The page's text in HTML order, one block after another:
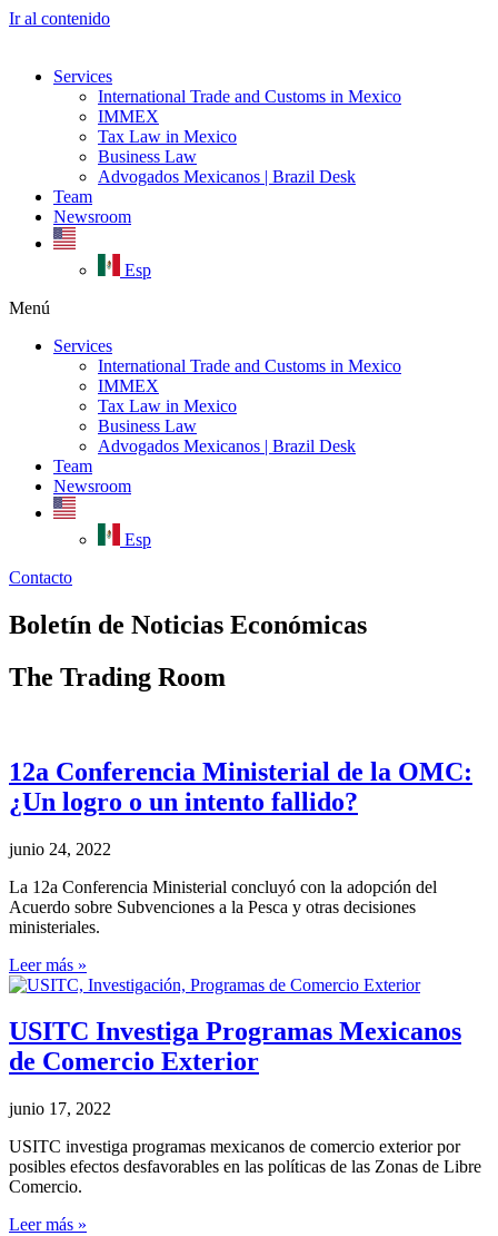
Ir al contenido
Services
International Trade and Customs in Mexico
IMMEX
Tax Law in Mexico
Business Law
Advogados Mexicanos | Brazil Desk
Team
Newsroom
Esp
Menú
Services
International Trade and Customs in Mexico
IMMEX
Tax Law in Mexico
Business Law
Advogados Mexicanos | Brazil Desk
Team
Newsroom
Esp
Contacto
Boletín de Noticias Económicas
The Trading Room
12a Conferencia Ministerial de la OMC:
¿Un logro o un intento fallido?
junio 24, 2022
La 12a Conferencia Ministerial concluyó con la adopción del
Acuerdo sobre Subvenciones a la Pesca y otras decisiones
ministeriales.
Leer más »
USITC Investiga Programas Mexicanos
de Comercio Exterior
junio 17, 2022
USITC investiga programas mexicanos de comercio exterior por
posibles efectos desfavorables en las políticas de las Zonas de Libre
Comercio.
Leer más »